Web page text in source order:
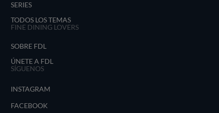
SERIES
TODOS LOS TEMAS
FINE DINING LOVERS
SOBRE FDL
ÚNETE A FDL
SÍGUENOS
INSTAGRAM
FACEBOOK